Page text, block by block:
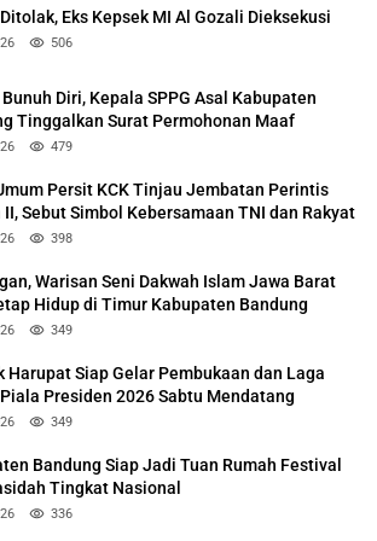
Eks Kepsek MI Al Gozali Dieksekusi
506
Diri, Kepala SPPG Asal Kabupaten
Tinggalkan Surat Permohonan Maaf
479
Persit KCK Tinjau Jembatan Perintis
II, Sebut Simbol Kebersamaan TNI dan Rakyat
398
Warisan Seni Dakwah Islam Jawa Barat
Hidup di Timur Kabupaten Bandung
349
Harupat Siap Gelar Pembukaan dan Laga
Presiden 2026 Sabtu Mendatang
349
Bandung Siap Jadi Tuan Rumah Festival
Tingkat Nasional
336